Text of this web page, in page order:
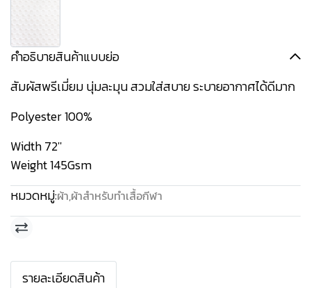
คำอธิบายสินค้าแบบย่อ
สัมผัสพรีเมี่ยม นุ่มละมุน สวมใส่สบาย ระบายอากาศได้ดีมาก
Polyester 100%
Width 72''
Weight 145Gsm
หมวดหมู่:ผ้า,ผ้าสำหรับทำเสื้อกีฬา
รายละเอียดสินค้า